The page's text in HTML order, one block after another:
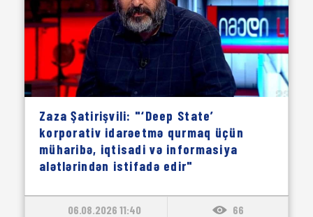
Zaza Şatirişvili: "‘Deep State’
korporativ idarəetmə qurmaq üçün
müharibə, iqtisadi və informasiya
alətlərindən istifadə edir"
06.08.2026 11:40 66